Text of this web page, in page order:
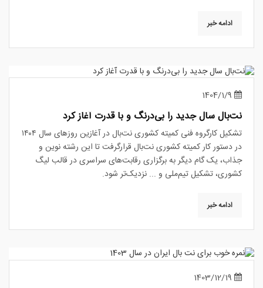
ادامه خبر
نت‌بال سال جدید را بی‌درنگ و با قدرت آغاز کرد
تشکیل کارگروه فنی کمیته کشوری نت‌بال در آغازین روزهای سال ۱۴۰۴
در دستور کار کمیته کشوری نت‌بال قرارگرفت تا این رشته نوین و
جذاب، یک گام دیگر به برگزاری رقابت‌های سراسری در قالب لیگ
کشوری، تشکیل تیم‌ملی و ... نزدیک‌تر شود.
ادامه خبر